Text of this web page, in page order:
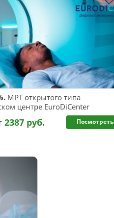
МРТ открытого типа
центре EuroDiCenter
2387 руб. Посмотреть